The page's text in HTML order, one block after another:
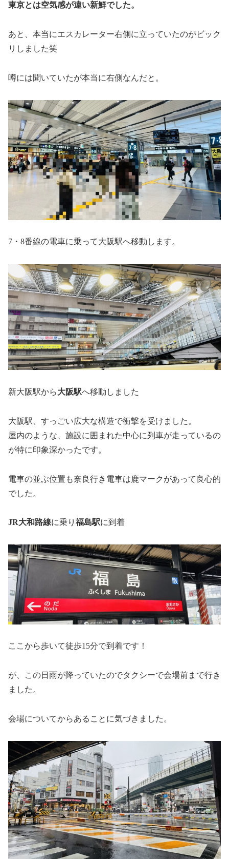
東京とは空気感が違い新鮮でした。
あと、本当にエスカレーター右側に立っていたのがビック
リしました笑
噂には聞いていたが本当に右側なんだと。
7・8番線の電車に乗って大阪駅へ移動します。
新大阪駅から大阪駅へ移動しました
大阪駅、すっごい広大な構造で衝撃を受けました。
屋内のような、施設に囲まれた中心に列車が走っているの
が特に印象深かったです。
電車の並ぶ位置も奈良行き電車は鹿マークがあって良心的
でした。
JR大和路線に乗り 福島駅に到着
ここから歩いて徒歩15分で到着です！
が、この日雨が降っていたのでタクシーで会場前まで行き
ました。
会場についてからあることに気づきました。